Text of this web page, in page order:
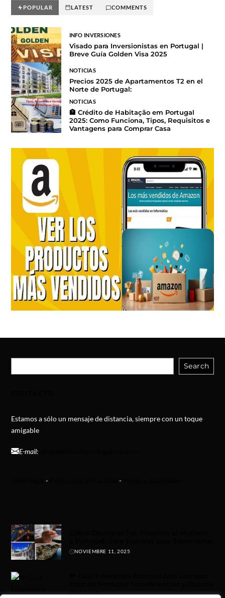
POPULAR LATEST COMMENTS
INFO INVERSIONES
Visado para Inversionistas en Portugal |
Breve Guía Golden Visa 2025
NOTICIAS
Precios 2025 de Apartamentos T2 en el
Norte de Portugal:
NOTICIAS
🏦 Crédito de Habitação em Portugal
2025: Como Funciona, Tipos, Requisitos e
Vantagens para Comprar Casa
Search
Estamos a sólo un mensaje de distancia, siempre con un toque
amigable
E-mail:info@opportunityportugal.com.com
- -
NOVIEMBRE 11, 2025
Bancaria